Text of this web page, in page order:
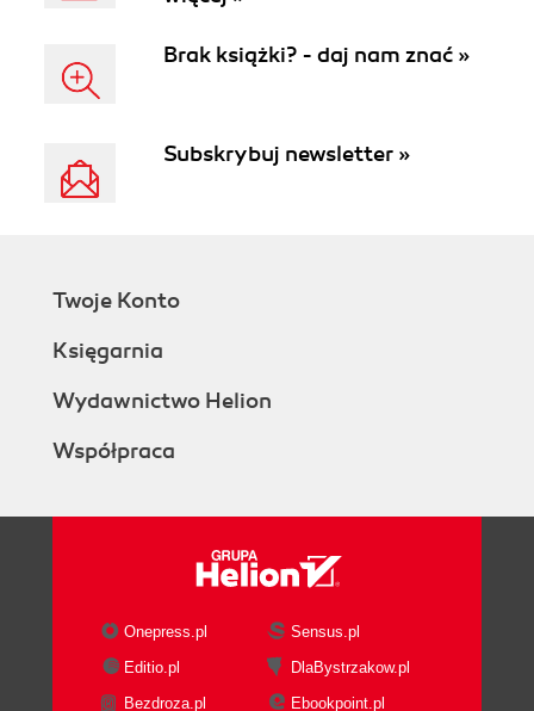
Brak książki? - daj nam znać »
Subskrybuj newsletter »
Twoje Konto
Księgarnia
Wydawnictwo Helion
Współpraca
Onepress.pl
Sensus.pl
Editio.pl
DlaBystrzakow.pl
Bezdroza.pl
Ebookpoint.pl